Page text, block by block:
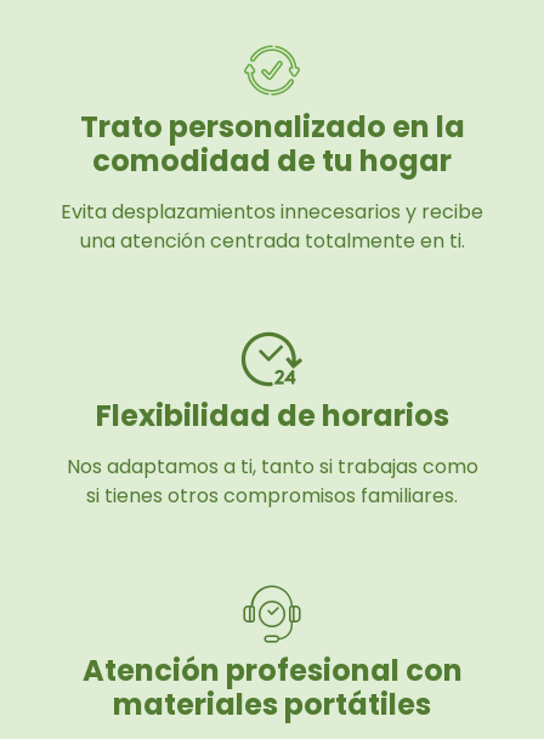
Trato personalizado en la
comodidad de tu hogar
Evita desplazamientos innecesarios y recibe
una atención centrada totalmente en ti.
Flexibilidad de horarios
Nos adaptamos a ti, tanto si trabajas como
si tienes otros compromisos familiares.
Atención profesional con
materiales portátiles